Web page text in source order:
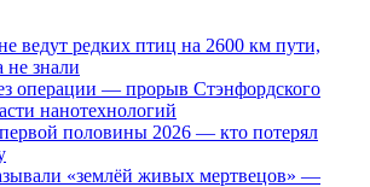
ведут редких птиц на 2600 км пути,
не знали
операции — прорыв Стэнфордского
нанотехнологий
половины 2026 — кто потерял
«землёй живых мертвецов» —